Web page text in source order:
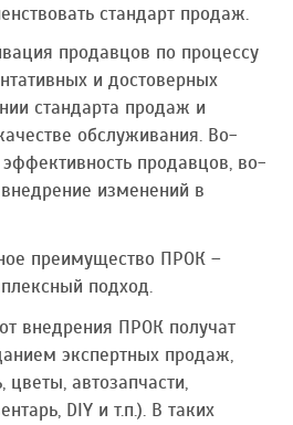
стандарт продаж.
продавцов по процессу
и достоверных
стандарта продаж и
обслуживания. Во-
продавцов, во-
изменений в
преимущество ПРОК –
подход.
внедрения ПРОК получат
экспертных продаж,
цветы, автозапчасти,
DIY и т.п.). В таких